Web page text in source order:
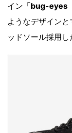
イン 「bug-eyes
ようなデザイン
ッドソール採用し